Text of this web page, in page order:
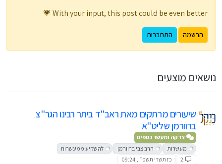
With your input, this post could be even better 💗
הרשמה התחברות
נושאים מוצעים
שיעורים מרתקים מאת ראב"ד ביתר רבינו הגר"צ
ברוורמן שליט"א
צדקה ומעשר כספים
מעשרות
הרב צבי ברוורמן
להשקיע ממעשרות
2
כז תשרי תשפ״ו, 09:24